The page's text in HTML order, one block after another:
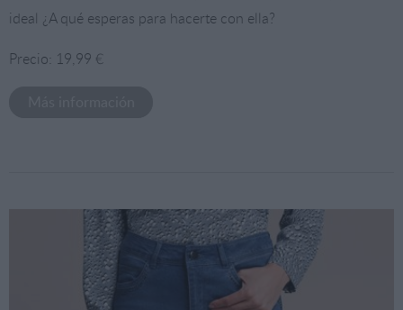
ideal ¿A qué esperas para hacerte con ella?
Precio: 19,99 €